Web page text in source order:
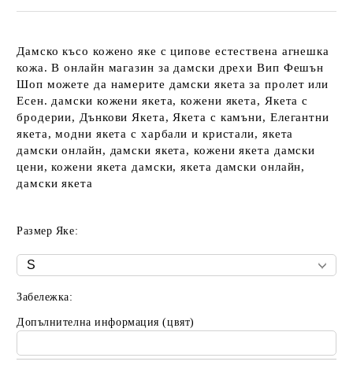
Дамско късо кожено яке с ципове естествена агнешка
кожа. В онлайн магазин за дамски дрехи Вип Фешън
Шоп можете да намерите дамски якета за пролет или
Есен. дамски кожени якета, кожени якета, Якета с
бродерии, Дънкови Якета, Якета с камъни, Елегантни
якета, модни якета с харбали и кристали, якета
дамски онлайн, дамски якета, кожени якета дамски
цени, кожени якета дамски, якета дамски онлайн,
дамски якета
Размер Яке:
Забележка:
Допълнителна информация (цвят)